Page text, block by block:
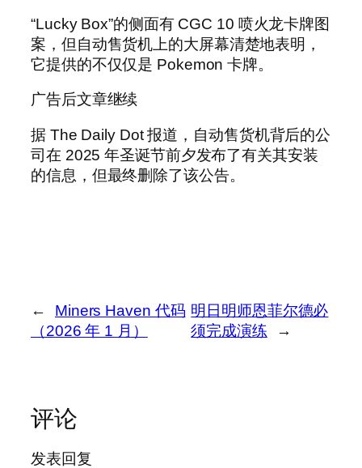
“Lucky Box”的侧面有 CGC 10 喷火龙卡牌图
案，但自动售货机上的大屏幕清楚地表明，
它提供的不仅仅是 Pokemon 卡牌。
广告后文章继续
据 The Daily Dot 报道，自动售货机背后的公
司在 2025 年圣诞节前夕发布了有关其安装
的信息，但最终删除了该公告。
←
Miners Haven 代码
（2026 年 1 月）
明日明师恩菲尔德必
须完成演练
→
评论
发表回复